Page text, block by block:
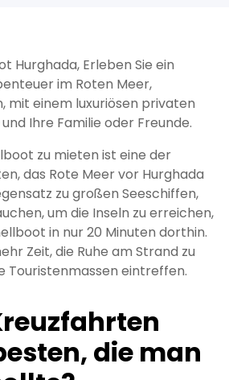
Hurghada, Erleben Sie ein
im Roten Meer,
mit einem luxuriösen privaten
und Ihre Familie oder Freunde.
zu mieten ist eine der
das Rote Meer vor Hurghada
zu großen Seeschiffen,
um die Inseln zu erreichen,
in nur 20 Minuten dorthin.
Zeit, die Ruhe am Strand zu
Touristenmassen eintreffen.
die man